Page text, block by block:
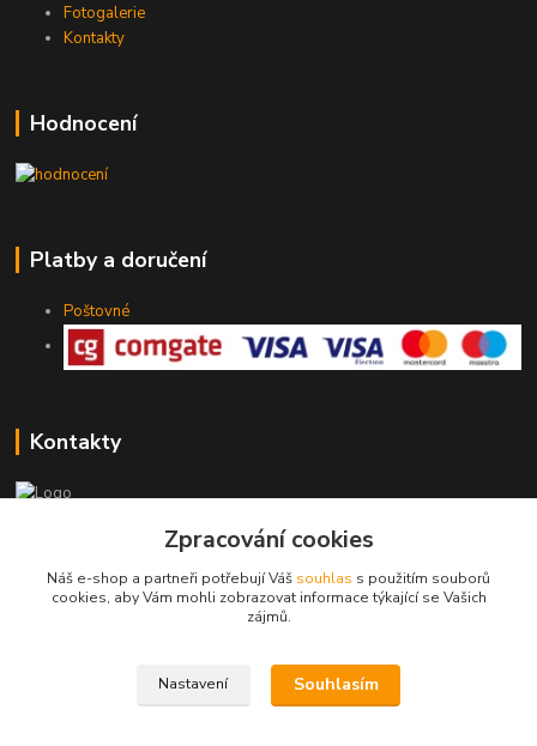
Fotogalerie
Kontakty
Hodnocení
Platby a doručení
Poštovné
Kontakty
rodinny.bazarek@seznam.cz
Zpracování cookies
Náš e-shop a partneři potřebují Váš souhlas s použitím souborů
cookies, aby Vám mohli zobrazovat informace týkající se Vašich
zájmů.
Nastavení Souhlasím